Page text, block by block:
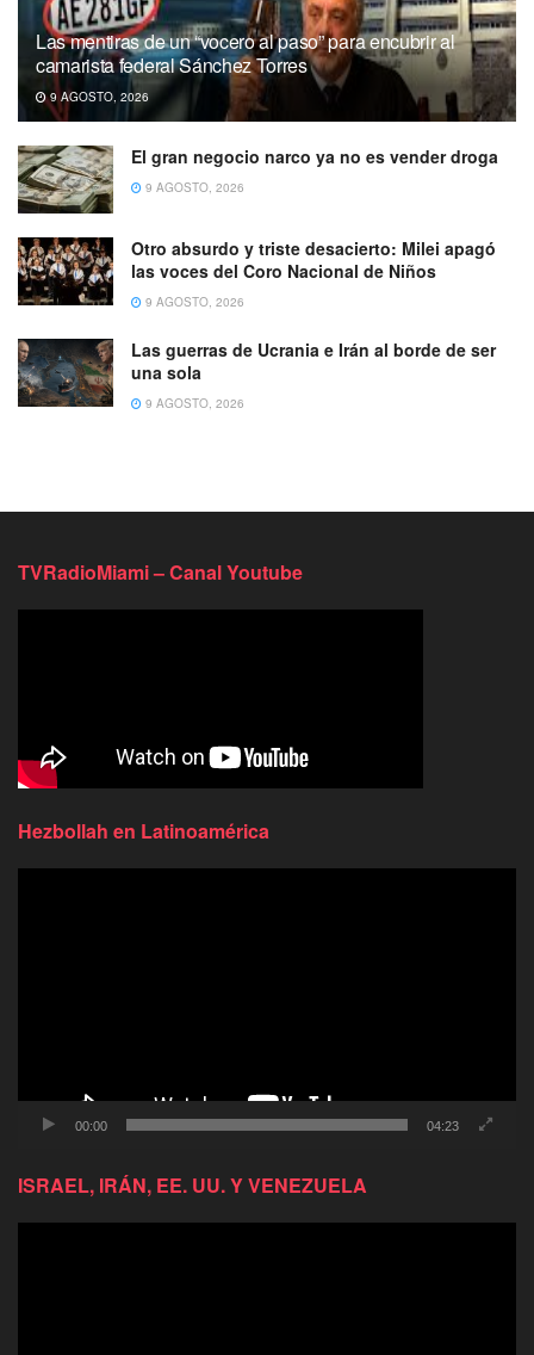
Las mentiras de un “vocero al paso” para encubrir al
camarista federal Sánchez Torres
9 AGOSTO, 2026
El gran negocio narco ya no es vender droga
9 AGOSTO, 2026
Otro absurdo y triste desacierto: Milei apagó
las voces del Coro Nacional de Niños
9 AGOSTO, 2026
Las guerras de Ucrania e Irán al borde de ser
una sola
9 AGOSTO, 2026
TVRadioMiami – Canal Youtube
Hezbollah en Latinoamérica
00:00 04:23
ISRAEL, IRÁN, EE. UU. Y VENEZUELA